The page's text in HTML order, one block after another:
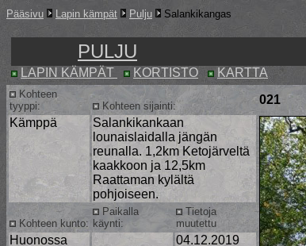
Pääsivu Lapin kämpät Pulju Salankikangas
PULJU
LAPIN KÄMPÄT KORTISTO KARTTA
Kohteen
tyyppi:
Kohteen sijainti: 021
Kämppä
Salankikankaan
lounaislaidalla jängän
reunalla. 1,2km Ketojärveltä
kaakkoon ja 12,5km
Raattaman kylältä
pohjoiseen.
Kohteen kunto:
Paikalla
käynti:
Tietoja
muutettu
Huonossa
04.12.2019